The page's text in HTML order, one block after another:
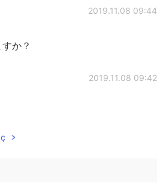
2019.11.08 09:44
か？
2019.11.08 09:42